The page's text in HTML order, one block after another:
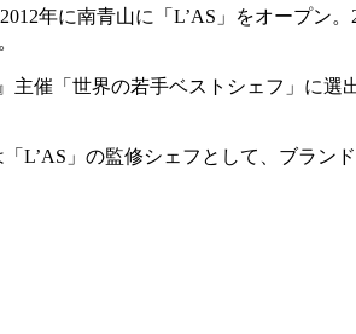
年に南青山に「L’AS」をオープン
催「世界の若手ベストシェフ」に
L’AS」の監修シェフとして、ブラン